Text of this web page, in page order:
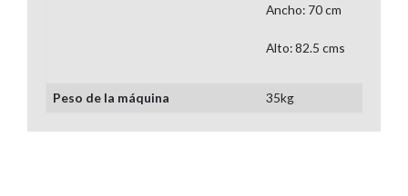
Ancho: 70 cm
Alto: 82.5 cms
Peso de la máquina 35kg